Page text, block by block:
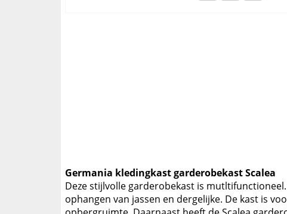
Germania kledingkast garderobekast Scalea
Deze stijlvolle garderobekast is
ophangen van jassen en dergelijke. De kast is